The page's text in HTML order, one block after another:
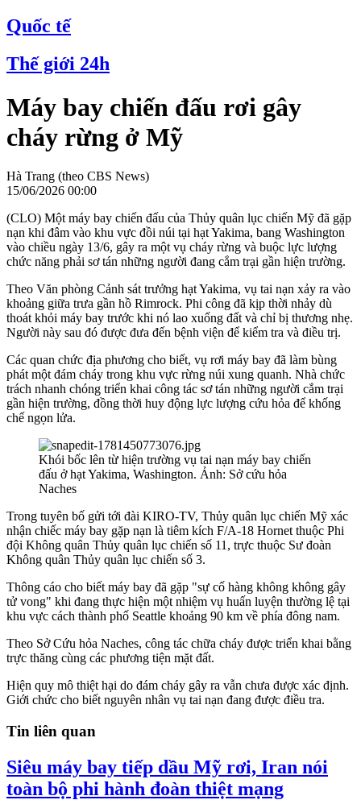
Quốc tế
Thế giới 24h
Máy bay chiến đấu rơi gây
cháy rừng ở Mỹ
Hà Trang (theo CBS News)
15/06/2026 00:00
(CLO) Một máy bay chiến đấu của Thủy quân lục chiến Mỹ đã gặp
nạn khi đâm vào khu vực đồi núi tại hạt Yakima, bang Washington
vào chiều ngày 13/6, gây ra một vụ cháy rừng và buộc lực lượng
chức năng phải sơ tán những người đang cắm trại gần hiện trường.
Theo Văn phòng Cảnh sát trưởng hạt Yakima, vụ tai nạn xảy ra vào
khoảng giữa trưa gần hồ Rimrock. Phi công đã kịp thời nhảy dù
thoát khỏi máy bay trước khi nó lao xuống đất và chỉ bị thương nhẹ.
Người này sau đó được đưa đến bệnh viện để kiểm tra và điều trị.
Các quan chức địa phương cho biết, vụ rơi máy bay đã làm bùng
phát một đám cháy trong khu vực rừng núi xung quanh. Nhà chức
trách nhanh chóng triển khai công tác sơ tán những người cắm trại
gần hiện trường, đồng thời huy động lực lượng cứu hỏa để khống
chế ngọn lửa.
Khói bốc lên từ hiện trường vụ tai nạn máy bay chiến
đấu ở hạt Yakima, Washington. Ảnh: Sở cứu hỏa
Naches
Trong tuyên bố gửi tới đài KIRO-TV, Thủy quân lục chiến Mỹ xác
nhận chiếc máy bay gặp nạn là tiêm kích F/A-18 Hornet thuộc Phi
đội Không quân Thủy quân lục chiến số 11, trực thuộc Sư đoàn
Không quân Thủy quân lục chiến số 3.
Thông cáo cho biết máy bay đã gặp "sự cố hàng không không gây
tử vong" khi đang thực hiện một nhiệm vụ huấn luyện thường lệ tại
khu vực cách thành phố Seattle khoảng 90 km về phía đông nam.
Theo Sở Cứu hỏa Naches, công tác chữa cháy được triển khai bằng
trực thăng cùng các phương tiện mặt đất.
Hiện quy mô thiệt hại do đám cháy gây ra vẫn chưa được xác định.
Giới chức cho biết nguyên nhân vụ tai nạn đang được điều tra.
Tin liên quan
Siêu máy bay tiếp dầu Mỹ rơi, Iran nói
toàn bộ phi hành đoàn thiệt mạng